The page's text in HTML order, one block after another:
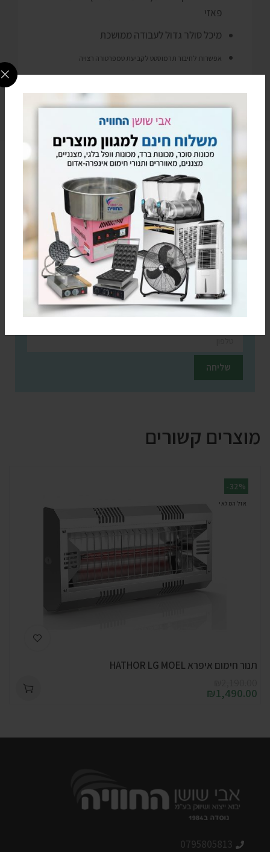
פאזי
מיכל סולר גדול לעבודה ממושכת
אפשרות לחיבור תרמוסטט לקביעת טמפרטורה רצויה
הקליקו על הוואטסאפ
להתייעצות מהירה עם נציג
מעדיפים בטלפון? חייגו עכשיו
0795805813
חזרו אלי בקשר למוצר זה
השאירו פרטים ונציגינו יחזרו אליכם בהקדם
מוצרים קשורים
-32%
אזל המלאי
תנור חימום איפרא HATHOR LG MOEL
₪1,490.00
0795805813